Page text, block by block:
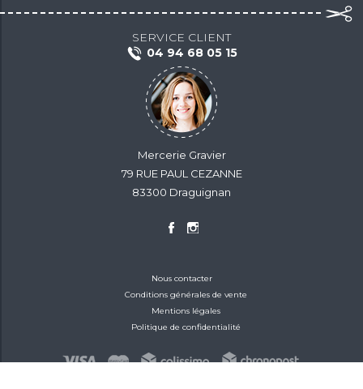
SERVICE CLIENT
04 94 68 05 15
Mercerie Gravier
79 RUE PAUL CEZANNE
83300 Draguignan
Nous contacter
Conditions générales de vente
Mentions légales
Politique de confidentialité